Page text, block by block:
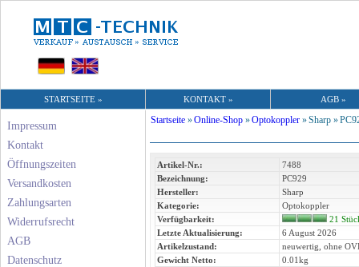
STARTSEITE » KONTAKT » AGB »
Impressum
Kontakt
Öffnungszeiten
Versandkosten
Zahlungsarten
Widerrufsrecht
AGB
Datenschutz
Startseite »Online-Shop »Optokoppler »Sharp »
Artikel-Nr.:
7488
Bezeichnung:
PC929
Hersteller:
Sharp
Kategorie:
Optokoppler
Verfügbarkeit:
21
Letzte Aktualisierung:
6 August 2026
Artikelzustand:
neuwertig, ohne
Gewicht Netto:
0.01kg